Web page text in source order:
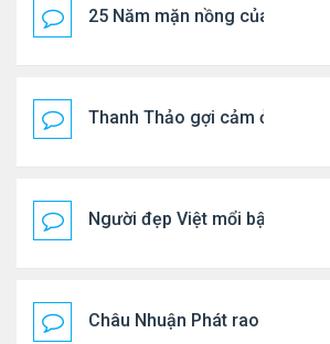
25 Năm mặn nồng của 'Điệp
Thanh Thảo gợi cảm ở tuổi 49
Người đẹp Việt mổi bật giữa
Châu Nhuận Phát rao bán tài